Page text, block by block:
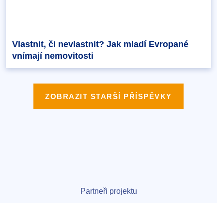
Vlastnit, či nevlastnit? Jak mladí Evropané
vnímají nemovitosti
ZOBRAZIT STARŠÍ PŘÍSPĚVKY
Partneři projektu